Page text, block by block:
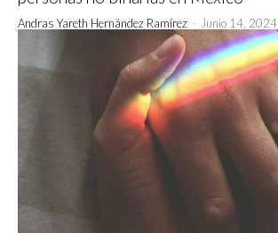
Andras Yareth Hernández Ramírez - Junio 14, 2024